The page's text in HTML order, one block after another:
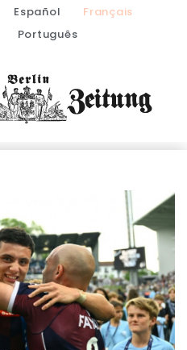
Español
Français
Português